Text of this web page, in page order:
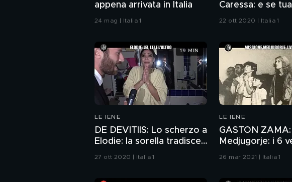
appena arrivata in Italia
24 mag | Italia 1
Caressa: e se
ricatta la prof
22 ott 2020 | Italia 1
LE IENE
DE DEVITIIS: Lo scherzo a
Elodie: la sorella tradisce
la compagna e rimane
27 ott 2020 | Italia 1
19 MIN
LE IENE
GASTON
Medjugorje: i 6
il loro rapporto
26 mar 2021 | Italia 1